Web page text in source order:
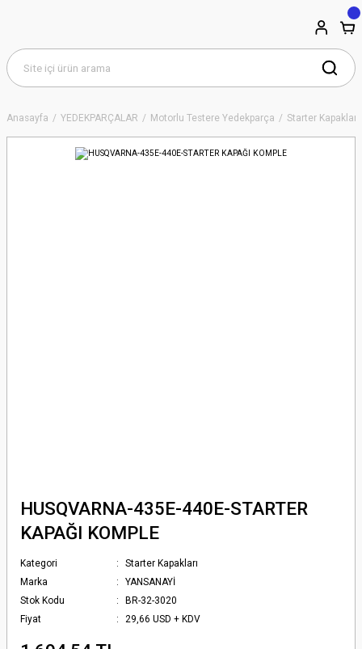
Anasayfa YEDEKPARÇALAR Motorlu Testere Yedekparça Starter Kapakları
HUSQVARNA-435E-440E-STARTER
KAPAĞI KOMPLE
Kategori
Starter Kapakları
Marka
YANSANAYİ
Stok Kodu
BR-32-3020
Fiyat
29,66 USD + KDV